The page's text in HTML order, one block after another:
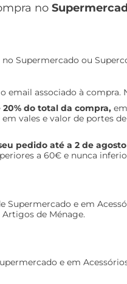
no
Supermercado ou
associado à compra.
do total da compra,
vales e valor de portes
pedido até a 2 de
a 60€ e nunca
e em
Artigos de Ménage.
e em